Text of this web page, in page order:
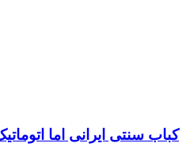
کباب سنتی ایرانی اما